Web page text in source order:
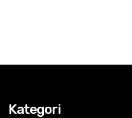
Kategori